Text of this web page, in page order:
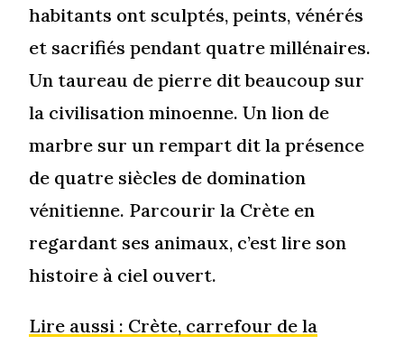
habitants ont sculptés, peints, vénérés
et sacrifiés pendant quatre millénaires.
Un taureau de pierre dit beaucoup sur
la civilisation minoenne. Un lion de
marbre sur un rempart dit la présence
de quatre siècles de domination
vénitienne. Parcourir la Crète en
regardant ses animaux, c’est lire son
histoire à ciel ouvert.
Lire aussi : Crète, carrefour de la